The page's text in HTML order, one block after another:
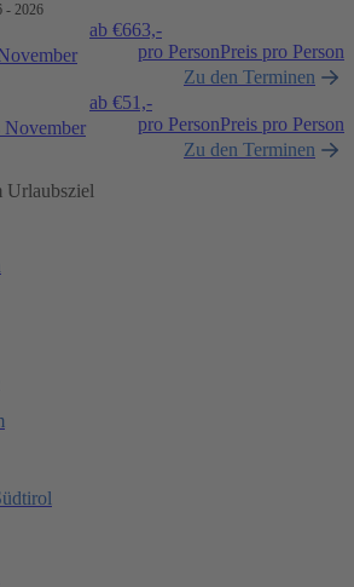
- 2026
ab €663,-
pro PersonPreis pro Person
Zu den Terminen
November
ab €51,-
pro PersonPreis pro Person
Zu den Terminen
Urlaubsziel